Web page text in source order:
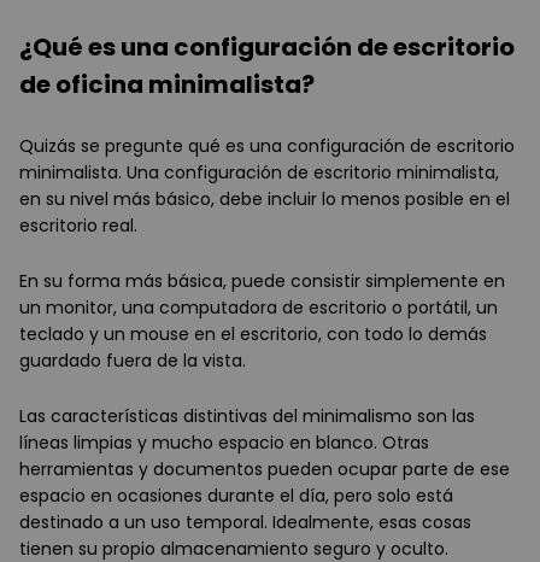
¿Qué es una configuración de escritorio
de oficina minimalista?
Quizás se pregunte qué es una configuración de escritorio
minimalista. Una configuración de escritorio minimalista,
en su nivel más básico, debe incluir lo menos posible en el
escritorio real.
En su forma más básica, puede consistir simplemente en
un monitor, una computadora de escritorio o portátil, un
teclado y un mouse en el escritorio, con todo lo demás
guardado fuera de la vista.
Las características distintivas del minimalismo son las
líneas limpias y mucho espacio en blanco. Otras
herramientas y documentos pueden ocupar parte de ese
espacio en ocasiones durante el día, pero solo está
destinado a un uso temporal. Idealmente, esas cosas
tienen su propio almacenamiento seguro y oculto.